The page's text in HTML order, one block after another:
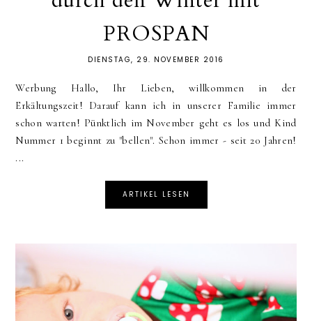
PROSPAN
DIENSTAG, 29. NOVEMBER 2016
Werbung Hallo, Ihr Lieben, willkommen in der
Erkältungszeit! Darauf kann ich in unserer Familie immer
schon warten! Pünktlich im November geht es los und Kind
Nummer 1 beginnt zu "bellen". Schon immer - seit 20 Jahren!
...
ARTIKEL LESEN